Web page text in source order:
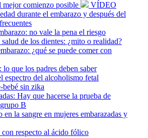
mejor comienzo posible
VÍDEO
durante el embarazo y después del
no vale la pena el riesgo
de los dientes: ¿mito o realidad?
¿qué se puede comer con
que los padres deben saber
espectro del alcoholismo fetal
sin zika
Hay que hacerse la prueba de
B
la sangre en mujeres embarazadas y
respecto al ácido fólico